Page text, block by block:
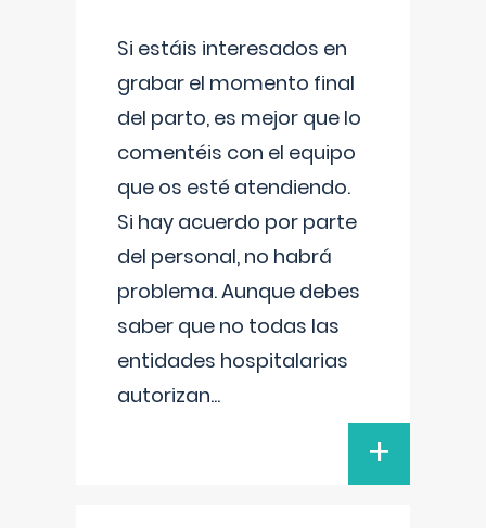
Si estáis interesados en
grabar el momento final
del parto, es mejor que lo
comentéis con el equipo
que os esté atendiendo.
Si hay acuerdo por parte
del personal, no habrá
problema. Aunque debes
saber que no todas las
entidades hospitalarias
autorizan...
+